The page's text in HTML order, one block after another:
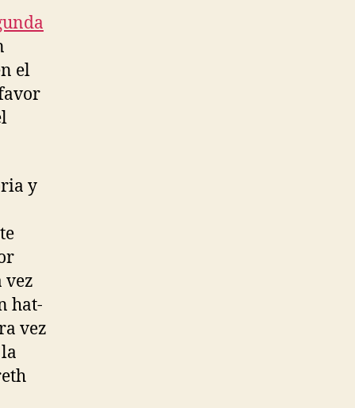
el
y
vez
hat-
vez